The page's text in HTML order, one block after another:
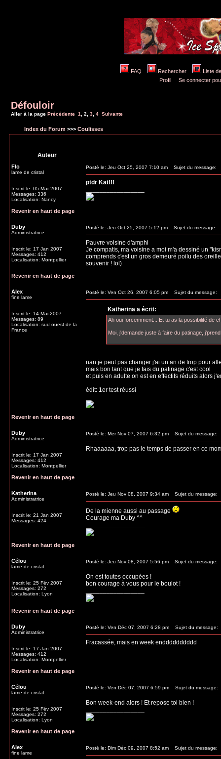
FAQ Rechercher
Liste
Profil
Se connecter
Défouloir
Aller à la page Précédente 1 2 3 4 Suivante
Index du Forum >>> Coulisses
Auteur
Flo
lame de cristal
Inscrit le: 05 Mar 2007
Messages: 336
Localisation: Nancy
Posté le: Jeu Oct 25, 2007 7:10 am Sujet du message:
ptdr Kat!!!
Revenir en haut de page
Duby
Administratrice
Inscrit le: 17 Jan 2007
Messages: 412
Localisation: Montpellier
Posté le: Jeu Oct 25, 2007 5:12 pm Sujet du message:
Pauvre voisine d'amphi
Je compatis, ma voisine a moi m'a dessiné un
comprends c'est un gros demeuré poilu des
souvenir ! lol)
Revenir en haut de page
Alex
fine lame
Inscrit le: 14 Mai 2007
Messages: 89
Localisation: sud ouest de la
France
Posté le: Ven Oct 26, 2007 6:05 pm Sujet du message:
Katherina a écrit:
Ah oui forcemment... Et tu as la possibilité de
Moi, j'demande juste à faire du patinage,
nan je peut pas changer j'ai un an de trop pour
mais bon tant que je fais du patinage c'est cool
et puis en adulte on est en effectifs réduits alors
édit: 1er test réussi
Revenir en haut de page
Duby
Administratrice
Inscrit le: 17 Jan 2007
Messages: 412
Localisation: Montpellier
Posté le: Mer Nov 07, 2007 6:32 pm Sujet du message:
Rhaaaaaa, trop pas le temps de passer en ce
Revenir en haut de page
Katherina
Administratrice
Inscrit le: 21 Jan 2007
Messages: 424
Posté le: Jeu Nov 08, 2007 9:34 am Sujet du message:
De la mienne aussi au passage
Courage ma Duby ^^
Revenir en haut de page
Célou
lame de cristal
Inscrit le: 25 Fév 2007
Messages: 272
Localisation: Lyon
Posté le: Jeu Nov 08, 2007 5:56 pm Sujet du message:
On est toutes occupées !
bon courage à vous pour le boulot !
Revenir en haut de page
Duby
Administratrice
Inscrit le: 17 Jan 2007
Messages: 412
Localisation: Montpellier
Posté le: Ven Déc 07, 2007 6:28 pm Sujet du message:
Fracassée, mais en week endddddddddd
Revenir en haut de page
Célou
lame de cristal
Inscrit le: 25 Fév 2007
Messages: 272
Localisation: Lyon
Posté le: Ven Déc 07, 2007 6:59 pm Sujet du message:
Bon week-end alors ! Et repose toi bien !
Revenir en haut de page
Alex
fine lame
Posté le: Dim Déc 09, 2007 8:52 am Sujet du message: